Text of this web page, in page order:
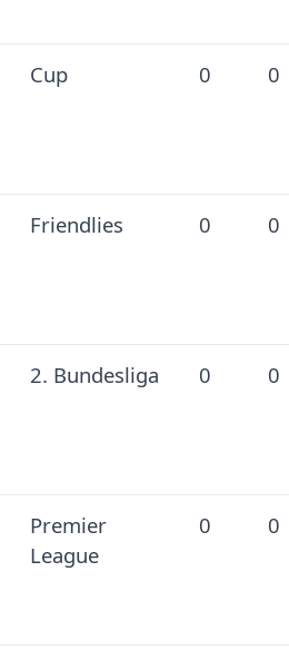
Cup 0 0
Friendlies 0 0
2. Bundesliga 0 0
Premier
League
0 0